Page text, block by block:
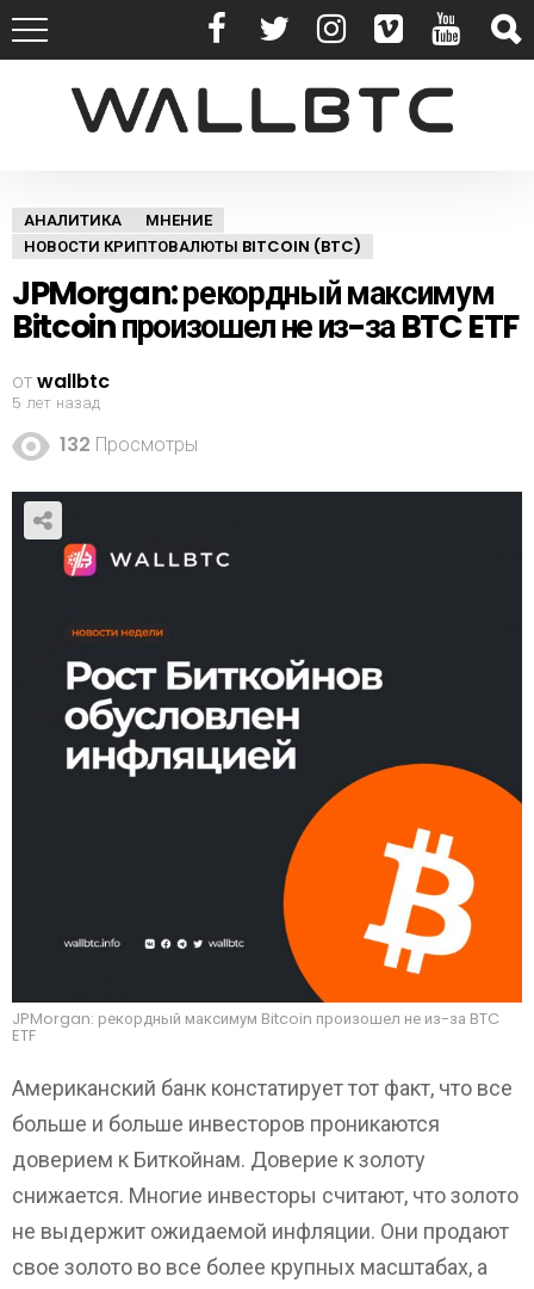
АНАЛИТИКА
МНЕНИЕ
НОВОСТИ КРИПТОВАЛЮТЫ BITCOIN (BTC)
JPMorgan: рекордный максимум
Bitcoin произошел не из-за BTC ETF
отwallbtc
5 лет назад
132 Просмотры
JPMorgan: рекордный максимум Bitcoin произошел не из-за BTC
ETF
Американский банк констатирует тот факт, что все
больше и больше инвесторов проникаются
доверием к Биткойнам. Доверие к золоту
снижается. Многие инвесторы считают, что золото
не выдержит ожидаемой инфляции. Они продают
свое золото во все более крупных масштабах, а